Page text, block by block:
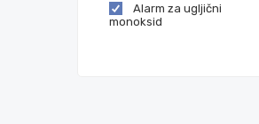
Alarm za ugljični
monoksid